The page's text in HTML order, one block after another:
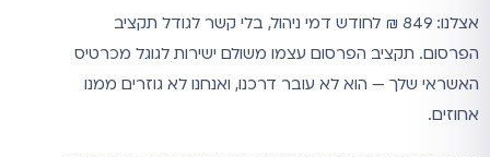
אצלנו: 849 ₪ לחודש דמי ניהול, בלי קשר לגודל תקציב
הפרסום. תקציב הפרסום עצמו משולם ישירות לגוגל מכרטיס
האשראי שלך — הוא לא עובר דרכנו, ואנחנו לא גוזרים ממנו
אחוזים.